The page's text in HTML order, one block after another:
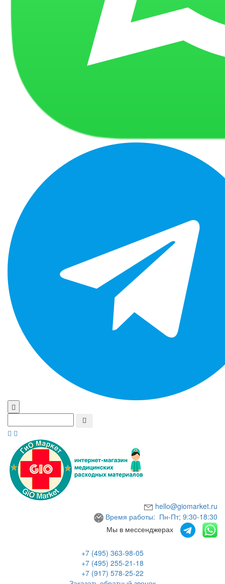
hello@giomarket.ru
Время работы: Пн-Пт; 9:30-18:30
Мы в мессенджерах
+7 (495) 363-98-05
+7 (495) 255-21-18
+7 (917) 578-25-22